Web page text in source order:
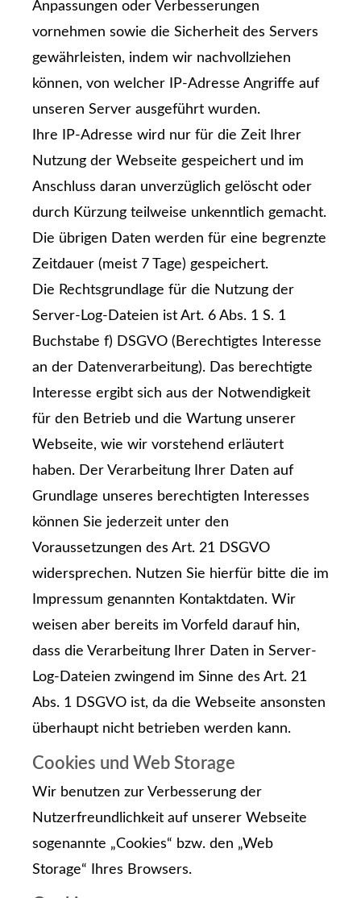
Anpassungen oder Verbesserungen
vornehmen sowie die Sicherheit des Servers
gewährleisten, indem wir nachvollziehen
können, von welcher IP-Adresse Angriffe auf
unseren Server ausgeführt wurden.
Ihre IP-Adresse wird nur für die Zeit Ihrer
Nutzung der Webseite gespeichert und im
Anschluss daran unverzüglich gelöscht oder
durch Kürzung teilweise unkenntlich gemacht.
Die übrigen Daten werden für eine begrenzte
Zeitdauer (meist 7 Tage) gespeichert.
Die Rechtsgrundlage für die Nutzung der
Server-Log-Dateien ist Art. 6 Abs. 1 S. 1
Buchstabe f) DSGVO (Berechtigtes Interesse
an der Datenverarbeitung). Das berechtigte
Interesse ergibt sich aus der Notwendigkeit
für den Betrieb und die Wartung unserer
Webseite, wie wir vorstehend erläutert
haben. Der Verarbeitung Ihrer Daten auf
Grundlage unseres berechtigten Interesses
können Sie jederzeit unter den
Voraussetzungen des Art. 21 DSGVO
widersprechen. Nutzen Sie hierfür bitte die im
Impressum genannten Kontaktdaten. Wir
weisen aber bereits im Vorfeld darauf hin,
dass die Verarbeitung Ihrer Daten in Server-
Log-Dateien zwingend im Sinne des Art. 21
Abs. 1 DSGVO ist, da die Webseite ansonsten
überhaupt nicht betrieben werden kann.
Cookies und Web Storage
Wir benutzen zur Verbesserung der
Nutzerfreundlichkeit auf unserer Webseite
sogenannte „Cookies“ bzw. den „Web
Storage“ Ihres Browsers.